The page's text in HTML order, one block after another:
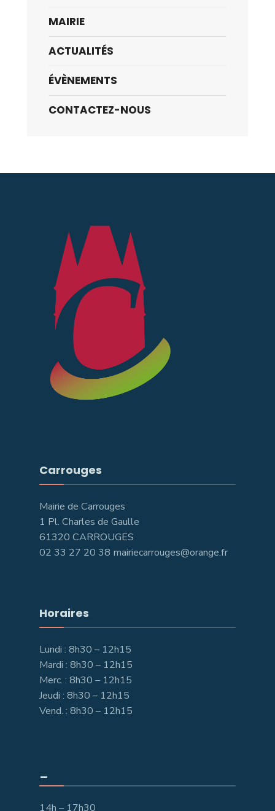
MAIRIE
ACTUALITÉS
ÉVÈNEMENTS
CONTACTEZ-NOUS
Carrouges
Mairie de Carrouges
1 Pl. Charles de Gaulle
61320 CARROUGES
02 33 27 20 38 mairiecarrouges@orange.fr
Horaires
Lundi : 8h30 – 12h15
Mardi : 8h30 – 12h15
Merc. : 8h30 – 12h15
Jeudi : 8h30 – 12h15
Vend. : 8h30 – 12h15
14h – 17h30